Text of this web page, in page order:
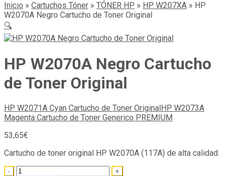
Inicio » Cartuchos Tóner » TÓNER HP » HP W207XA » HP
W2070A Negro Cartucho de Toner Original
🔍
HP W2070A Negro Cartucho
de Toner Original
HP W2071A Cyan Cartucho de Toner Original HP W2073A
Magenta Cartucho de Toner Generico PREMIUM
53,65€
Cartucho de toner original HP W2070A (117A) de alta calidad.
Quantity